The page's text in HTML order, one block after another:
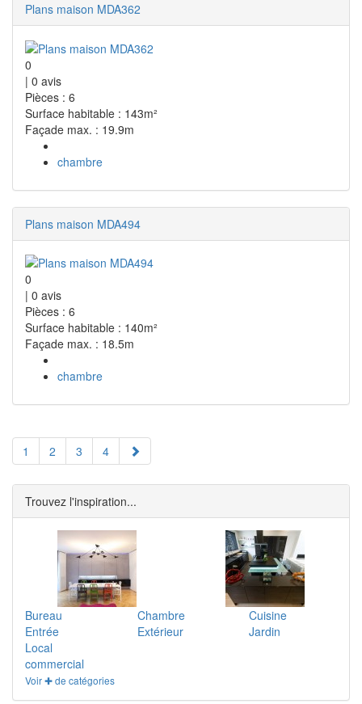
Plans maison MDA362
0
| 0 avis
Pièces : 6
Surface habitable : 143m²
Façade max. : 19.9m
chambre
Plans maison MDA494
0
| 0 avis
Pièces : 6
Surface habitable : 140m²
Façade max. : 18.5m
chambre
1 2 3 4
Trouvez l'inspiration...
Bureau Chambre
Cuisine
Entrée
Extérieur
Jardin
Local
commercial
Voir ✚ de catégories